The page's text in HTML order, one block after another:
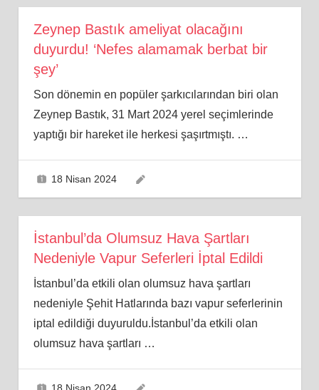
Zeynep Bastık ameliyat olacağını
duyurdu! ‘Nefes alamamak berbat bir
şey’
Son dönemin en popüler şarkıcılarından biri olan
Zeynep Bastık, 31 Mart 2024 yerel seçimlerinde
yaptığı bir hareket ile herkesi şaşırtmıştı. …
18 Nisan 2024
İstanbul’da Olumsuz Hava Şartları
Nedeniyle Vapur Seferleri İptal Edildi
İstanbul’da etkili olan olumsuz hava şartları
nedeniyle Şehit Hatlarında bazı vapur seferlerinin
iptal edildiği duyuruldu.İstanbul’da etkili olan
olumsuz hava şartları …
18 Nisan 2024